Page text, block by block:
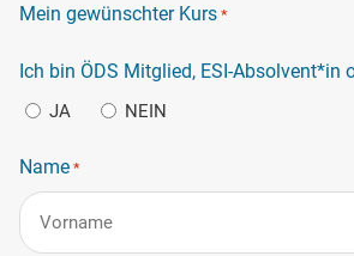
Mein gewünschter Kurs *
Ich bin ÖDS Mitglied, ESI-Absolvent*in
JA NEIN
Name *